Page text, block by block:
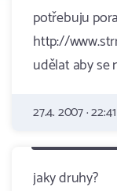
potřebuju
http://
udělat aby se
27.4. 2007 ·
jaky druhy?